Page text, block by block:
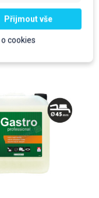
Přijmout vše
cookies